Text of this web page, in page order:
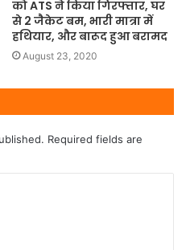
को ATS ने किया गिरफ्तार, घर
से 2 जैकेट बम, भारी मात्रा में
हथियार, और बारूद हुआ बरामद
August 23, 2020
Required fields are